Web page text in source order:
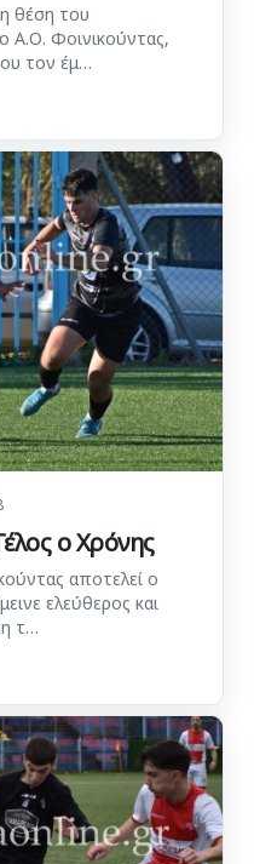
θέση του
Α.Ο. Φοινικούντας,
τον έμ…
ο Χρόνης
αποτελεί ο
ελεύθερος και
τ…